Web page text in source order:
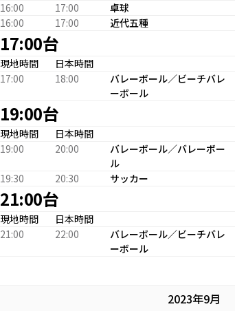
16:00
17:00 卓球
16:00
17:00 近代五種
17:00台
現地時間
日本時間
17:00
18:00
バレーボール／ビーチバレ
ーボール
19:00台
現地時間
日本時間
19:00
20:00
バレーボール／バレーボー
ル
19:30 20:30 サッカー
21:00台
現地時間
日本時間
21:00
22:00
バレーボール／ビーチバレ
ーボール
2023年9月